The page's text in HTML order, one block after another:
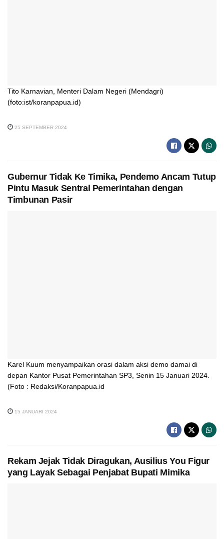
Tito Karnavian, Menteri Dalam Negeri (Mendagri)
(foto:ist/koranpapua.id)
25 SEPTEMBER 2024
Gubernur Tidak Ke Timika, Pendemo Ancam Tutup
Pintu Masuk Sentral Pemerintahan dengan
Timbunan Pasir
Karel Kuum menyampaikan orasi dalam aksi demo damai di
depan Kantor Pusat Pemerintahan SP3, Senin 15 Januari 2024.
(Foto : Redaksi/Koranpapua.id
15 JANUARI 2024
Rekam Jejak Tidak Diragukan, Ausilius You Figur
yang Layak Sebagai Penjabat Bupati Mimika